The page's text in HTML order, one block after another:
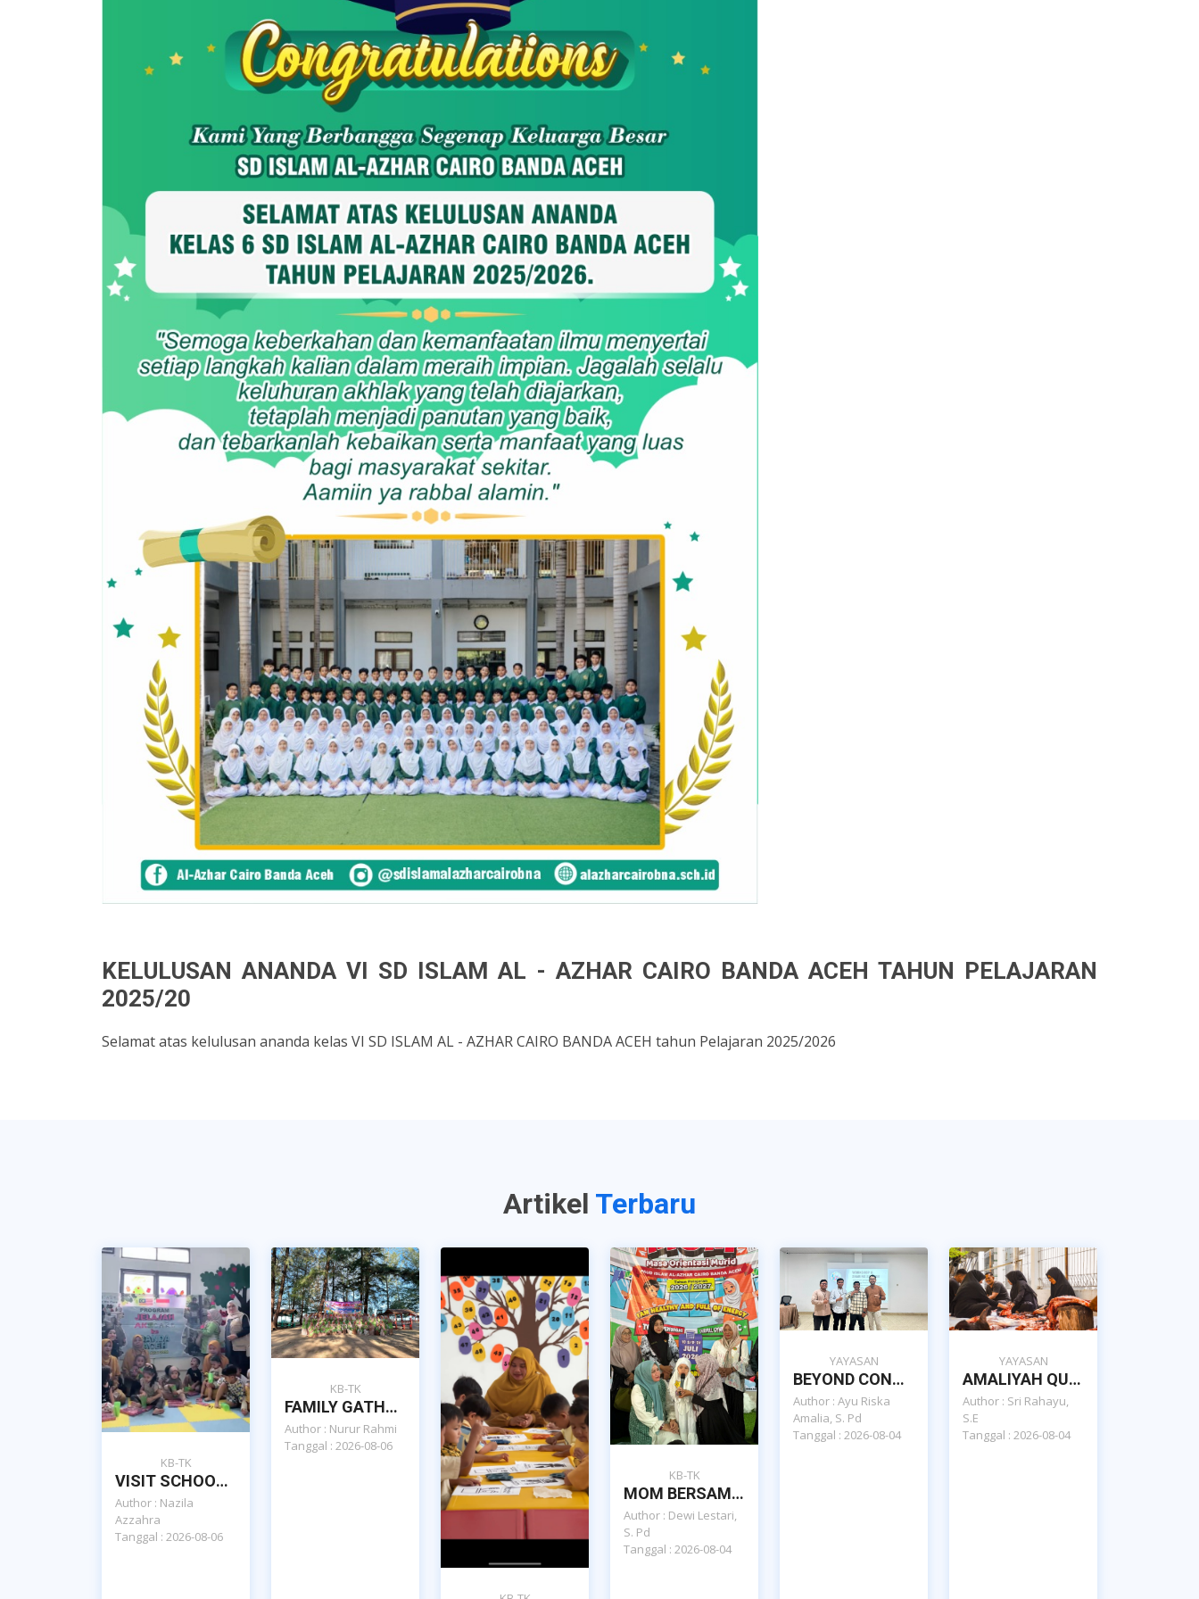
KELULUSAN ANANDA VI SD ISLAM AL - AZHAR CAIRO BANDA ACEH TAHUN PELAJARAN
2025/20
Selamat atas kelulusan ananda kelas VI SD ISLAM AL - AZHAR CAIRO BANDA ACEH tahun Pelajaran 2025/2026
Artikel Terbaru
KB-TK
VISIT SCHOOL PAUD ISLAM AL AZHAR CAIRO BANDA ACEH OLEH YAYASAN AL KAUTSAR EDUQIDS MALAYSIA
Author : Nazila
Azzahra
Tanggal : 2026-08-06
KB-TK
FAMILY GATHERING 2026 KB-TK ISLAM AL-AZHAR CAIRO BNA : FAMILY TIES, STRONGER TOGETHER
Author : Nurur Rahmi
Tanggal : 2026-08-06
KB-TK
MOM BERSAMA BUNDA PAUD PROVINSI ACEH DAN DAN POKJA BUNDA PAUD KOTA BANDA ACEH
Author : Dewi Lestari,
S. Pd
Tanggal : 2026-08-04
YAYASAN
BEYOND CONTENT: CREATING MEANINGFUL IMPACT, SEKOLAH ISLAM AL-AZHAR CAIRO BANDA ACEH
Author : Ayu Riska
Amalia, S. Pd
Tanggal : 2026-08-04
YAYASAN
AMALIYAH QURBAN SEKOLAH ISLAM AL AZHAR CAIRO BANDA ACEH
Author : Sri Rahayu,
S.E
Tanggal : 2026-08-04